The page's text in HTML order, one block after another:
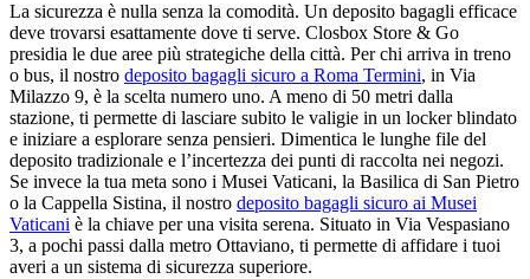
La sicurezza è nulla senza la comodità. Un deposito bagagli efficace
deve trovarsi esattamente dove ti serve. Closbox Store & Go
presidia le due aree più strategiche della città. Per chi arriva in treno
o bus, il nostro deposito bagagli sicuro a Roma Termini, in Via
Milazzo 9, è la scelta numero uno. A meno di 50 metri dalla
stazione, ti permette di lasciare subito le valigie in un locker blindato
e iniziare a esplorare senza pensieri. Dimentica le lunghe file del
deposito tradizionale e l’incertezza dei punti di raccolta nei negozi.
Se invece la tua meta sono i Musei Vaticani, la Basilica di San Pietro
o la Cappella Sistina, il nostro deposito bagagli sicuro ai Musei
Vaticani è la chiave per una visita serena. Situato in Via Vespasiano
3, a pochi passi dalla metro Ottaviano, ti permette di affidare i tuoi
averi a un sistema di sicurezza superiore.